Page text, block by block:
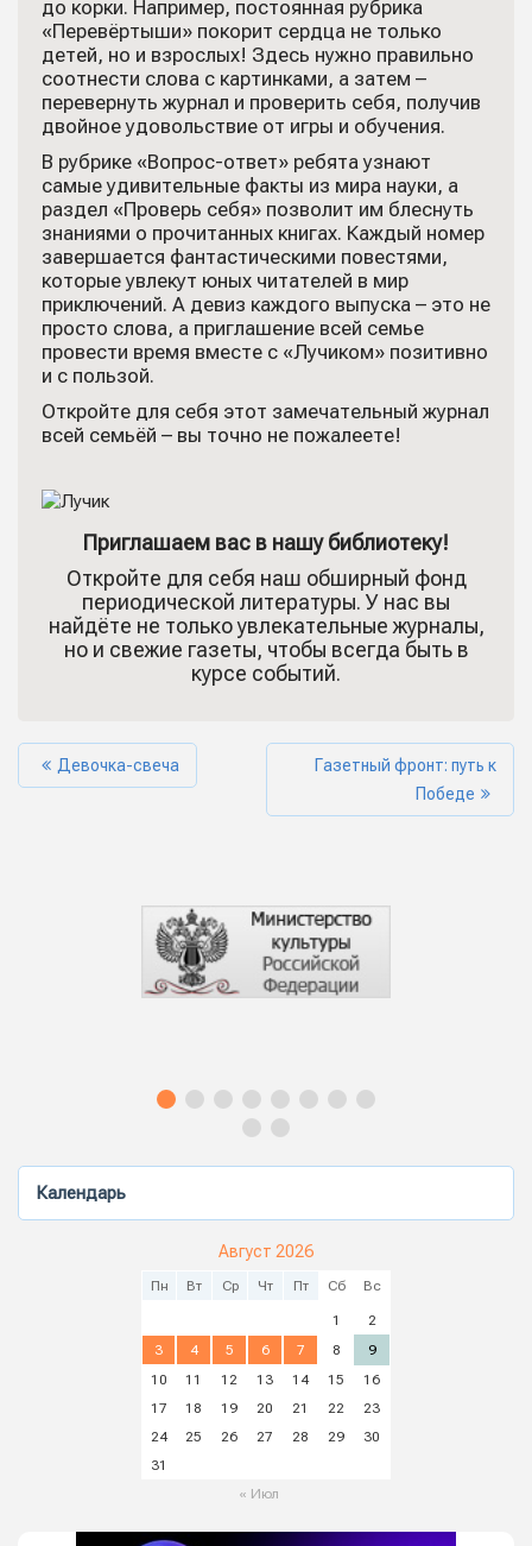
Календарь
Август 2026
Пн Вт Ср Чт Пт Сб Вс
1
2
3
4 5 6 7 8
9
10
11 12 13 14 15
16
17
18 19 20 21 22
23
24
25 26 27 28 29
30
31
« Июл
до корки. Например, постоянная рубрика
«Перевёртыши» покорит сердца не только
детей, но и взрослых! Здесь нужно правильно
соотнести слова с картинками, а затем –
перевернуть журнал и проверить себя, получив
двойное удовольствие от игры и обучения.
В рубрике «Вопрос-ответ» ребята узнают
самые удивительные факты из мира науки, а
раздел «Проверь себя» позволит им блеснуть
знаниями о прочитанных книгах. Каждый номер
завершается фантастическими повестями,
которые увлекут юных читателей в мир
приключений. А девиз каждого выпуска – это не
просто слова, а приглашение всей семье
провести время вместе с «Лучиком» позитивно
и с пользой.
Откройте для себя этот замечательный журнал
всей семьёй – вы точно не пожалеете!
Приглашаем вас в нашу библиотеку!
Откройте для себя наш обширный фонд
периодической литературы. У нас вы
найдёте не только увлекательные журналы,
но и свежие газеты, чтобы всегда быть в
курсе событий.
Девочка-свеча
Газетный фронт: путь к
Победе